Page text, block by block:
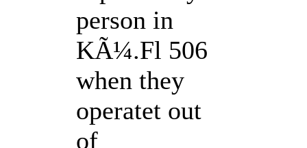
person in
KÃ¼.Fl 506
when they
operatet out
of